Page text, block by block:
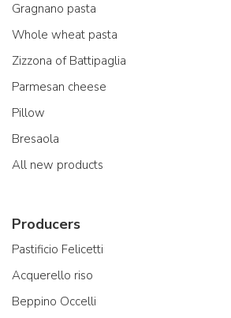
Gragnano pasta
Whole wheat pasta
Zizzona of Battipaglia
Parmesan cheese
Pillow
Bresaola
All new products
Producers
Pastificio Felicetti
Acquerello riso
Beppino Occelli